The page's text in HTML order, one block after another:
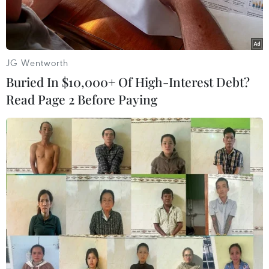
Hiện trường vụ việc. (Nguồn: urdupoint.com)
Chiều 15/9, đội tìm kiếm hỗn hợp của quân đội
và cảnh sát Indonesia đã tìm được thi thể ba
thành viên phi hành đoàn gặp nạn cùng chiếc
máy bay vận tải hạng nhẹ vào sáng cùng ngày
JG Wentworth
Buried In $10,000+ Of High-Interest Debt?
Read Page 2 Before Paying